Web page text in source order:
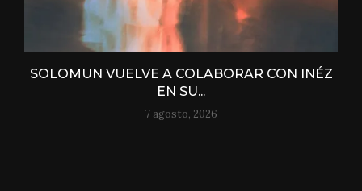
SOLOMUN VUELVE A COLABORAR CON INÉZ
EN SU...
7 agosto, 2026